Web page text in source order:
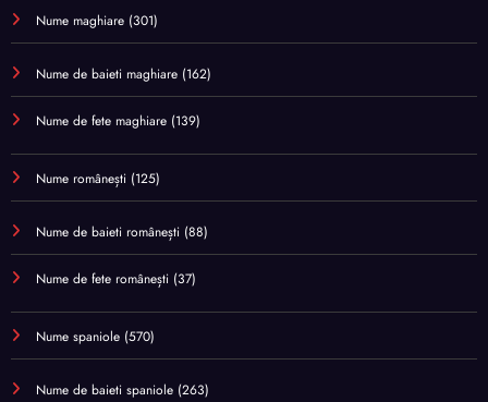
Nume maghiare (301)
Nume de baieti maghiare (162)
Nume de fete maghiare (139)
Nume românești (125)
Nume de baieti românești (88)
Nume de fete românești (37)
Nume spaniole (570)
Nume de baieti spaniole (263)